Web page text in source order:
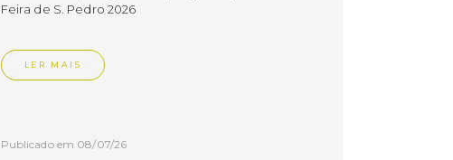
Feira de S. Pedro 2026
LER MAIS
Publicado em 08/07/26